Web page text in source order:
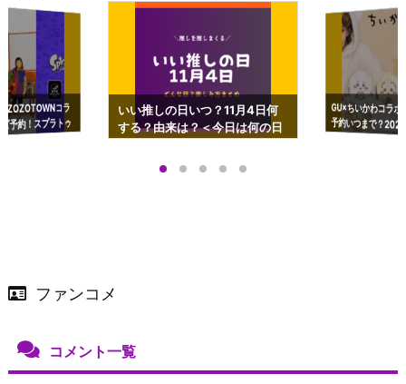
コラ
予約！スプラトゥ
ップも渋谷Hz
いい推しの日いつ？11月4日何
する？由来は？＜今日は何の日
GU×ちいかわコラ
予約いつまで？
ーチやショルダー
ファンコメ
コメント一覧